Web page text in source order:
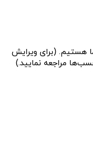
شما هستیم. (برای ویرایش
مراجعه نمایید.)